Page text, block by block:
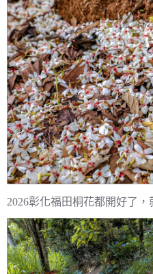
2026彰化福田桐花都開好了，